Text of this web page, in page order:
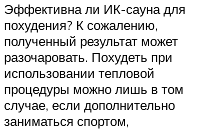
Эффективна ли ИК-сауна для
похудения? К сожалению,
полученный результат может
разочаровать. Похудеть при
использовании тепловой
процедуры можно лишь в том
случае, если дополнительно
заниматься спортом,